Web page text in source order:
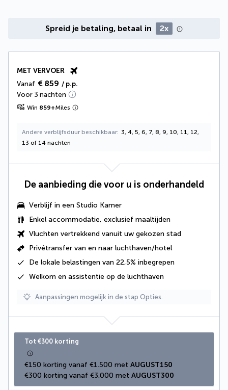
Spreid je betaling, betaal in 2x
MET VERVOER
Vanaf € 859 / p.p.
Voor 3 nachten
Win 859+Miles
Andere verblijfsduur beschikbaar 3, 4, 5, 6, 7, 8, 9, 10, 11, 12,
13 of 14 nachten
De aanbieding die voor u is onderhandeld
Verblijf in een Studio Kamer
Enkel accommodatie, exclusief maaltijden
Vluchten vertrekkend vanuit uw gekozen stad
Privétransfer van en naar luchthaven/hotel
De lokale belastingen van 22,5% inbegrepen
Welkom en assistentie op de luchthaven
Aanpassingen mogelijk in de stap Opties.
Tot €300 korting
€150 korting vanaf €1.500 met AUGUST150
€300 korting vanaf €3.000 met AUGUST300